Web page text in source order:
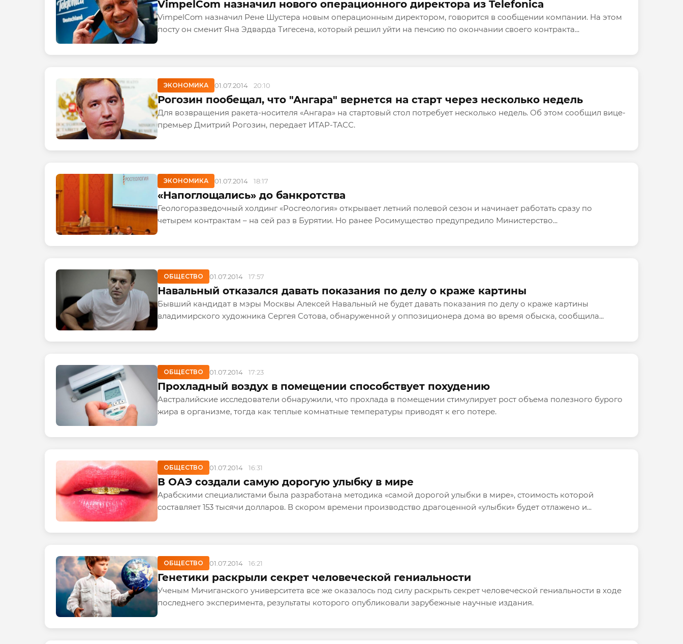
VimpelCom назначил нового операционного директора из Telefonica
VimpelCom назначил Рене Шустера новым операционным директором, говорится в сообщении компании. На этом
посту он сменит Яна Эдварда Тигесена, который решил уйти на пенсию по окончании своего контракта...
ЭКОНОМИКА 01.07.2014 20:10
Рогозин пообещал, что "Ангара" вернется на старт через несколько недель
Для возвращения ракета-носителя «Ангара» на стартовый стол потребует несколько недель. Об этом сообщил вице-
премьер Дмитрий Рогозин, передает ИТАР-ТАСС.
ЭКОНОМИКА 01.07.2014 18:17
«Напоглощались» до банкротства
Геологоразведочный холдинг «Росгеология» открывает летний полевой сезон и начинает работать сразу по
четырем контрактам – на сей раз в Бурятии. Но ранее Росимущество предупредило Министерство...
ОБЩЕСТВО 01.07.2014 17:57
Навальный отказался давать показания по делу о краже картины
Бывший кандидат в мэры Москвы Алексей Навальный не будет давать показания по делу о краже картины
владимирского художника Сергея Сотова, обнаруженной у оппозиционера дома во время обыска, сообщила...
ОБЩЕСТВО 01.07.2014 17:23
Прохладный воздух в помещении способствует похудению
Австралийские исследователи обнаружили, что прохлада в помещении стимулирует рост объема полезного бурого
жира в организме, тогда как теплые комнатные температуры приводят к его потере.
ОБЩЕСТВО 01.07.2014 16:31
В ОАЭ создали самую дорогую улыбку в мире
Арабскими специалистами была разработана методика «самой дорогой улыбки в мире», стоимость которой
составляет 153 тысячи долларов. В скором времени производство драгоценной «улыбки» будет отлажено и...
ОБЩЕСТВО 01.07.2014 16:21
Генетики раскрыли секрет человеческой гениальности
Ученым Мичиганского университета все же оказалось под силу раскрыть секрет человеческой гениальности в ходе
последнего эксперимента, результаты которого опубликовали зарубежные научные издания.